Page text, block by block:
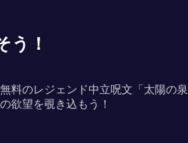
う！
料のレジェンド中立呪文「太陽
欲望を覗き込もう！